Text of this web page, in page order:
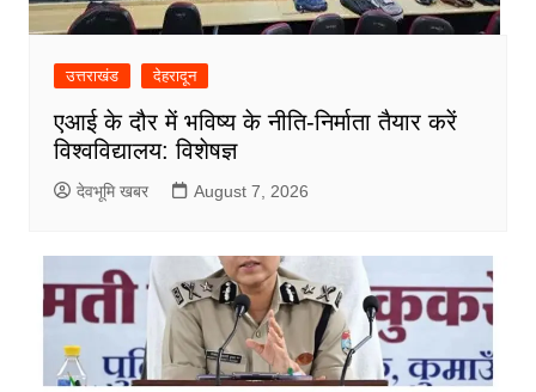
उत्तराखंड देहरादून
एआई के दौर में भविष्य के नीति-निर्माता तैयार करें
विश्वविद्यालय: विशेषज्ञ
देवभूमि खबर August 7, 2026